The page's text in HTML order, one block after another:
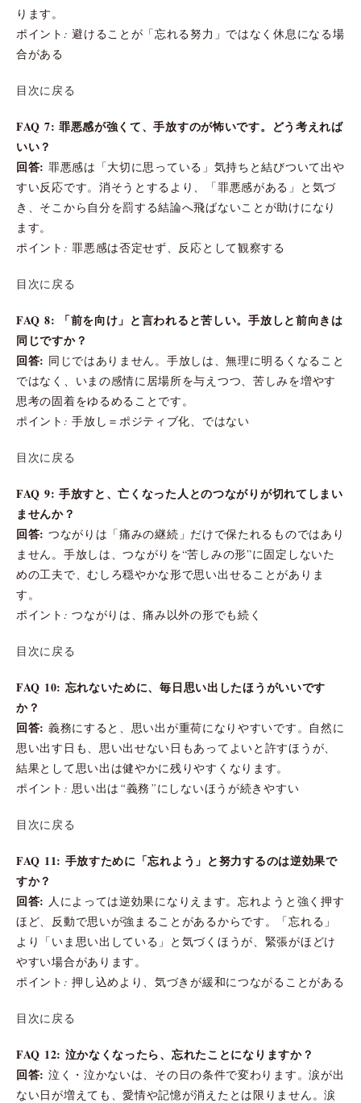
ります。
ポイント: 避けることが「忘れる努力」ではなく休息になる場
合がある
目次に戻る
FAQ 7: 罪悪感が強くて、手放すのが怖いです。どう考えれば
いい？
回答: 罪悪感は「大切に思っている」気持ちと結びついて出や
すい反応です。消そうとするより、「罪悪感がある」と気づ
き、そこから自分を罰する結論へ飛ばないことが助けになり
ます。
ポイント: 罪悪感は否定せず、反応として観察する
目次に戻る
FAQ 8: 「前を向け」と言われると苦しい。手放しと前向きは
同じですか？
回答: 同じではありません。手放しは、無理に明るくなること
ではなく、いまの感情に居場所を与えつつ、苦しみを増やす
思考の固着をゆるめることです。
ポイント: 手放し＝ポジティブ化、ではない
目次に戻る
FAQ 9: 手放すと、亡くなった人とのつながりが切れてしまい
ませんか？
回答: つながりは「痛みの継続」だけで保たれるものではあり
ません。手放しは、つながりを“苦しみの形”に固定しないた
めの工夫で、むしろ穏やかな形で思い出せることがありま
す。
ポイント: つながりは、痛み以外の形でも続く
目次に戻る
FAQ 10: 忘れないために、毎日思い出したほうがいいです
か？
回答: 義務にすると、思い出が重荷になりやすいです。自然に
思い出す日も、思い出せない日もあってよいと許すほうが、
結果として思い出は健やかに残りやすくなります。
ポイント: 思い出は“義務”にしないほうが続きやすい
目次に戻る
FAQ 11: 手放すために「忘れよう」と努力するのは逆効果で
すか？
回答: 人によっては逆効果になりえます。忘れようと強く押す
ほど、反動で思いが強まることがあるからです。「忘れる」
より「いま思い出している」と気づくほうが、緊張がほどけ
やすい場合があります。
ポイント: 押し込めより、気づきが緩和につながることがある
目次に戻る
FAQ 12: 泣かなくなったら、忘れたことになりますか？
回答: 泣く・泣かないは、その日の条件で変わります。涙が出
ない日が増えても、愛情や記憶が消えたとは限りません。涙